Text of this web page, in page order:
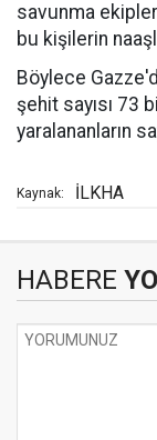
savunma
bu kişilerin
Böylece
şehit sayısı 73
yaralananların
Kaynak: İLKHA
HABERE